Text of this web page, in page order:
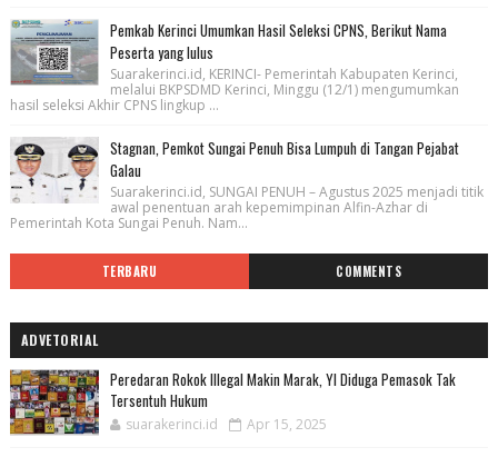
Pemkab Kerinci Umumkan Hasil Seleksi CPNS, Berikut Nama
Peserta yang lulus
Suarakerinci.id, KERINCI- Pemerintah Kabupaten Kerinci,
melalui BKPSDMD Kerinci, Minggu (12/1) mengumumkan
hasil seleksi Akhir CPNS lingkup ...
Stagnan, Pemkot Sungai Penuh Bisa Lumpuh di Tangan Pejabat
Galau
Suarakerinci.id, SUNGAI PENUH – Agustus 2025 menjadi titik
awal penentuan arah kepemimpinan Alfin-Azhar di
Pemerintah Kota Sungai Penuh. Nam...
TERBARU COMMENTS
ADVETORIAL
Peredaran Rokok Illegal Makin Marak, YI Diduga Pemasok Tak
Tersentuh Hukum
suarakerinci.id Apr 15, 2025